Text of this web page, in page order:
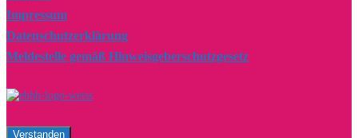
Impressum
Datenschutzerklärung
Meldestelle gemäß Hinweisgeberschutzgesetz